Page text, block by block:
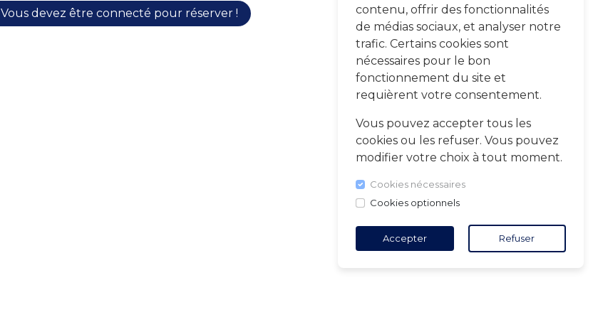
contenu, offrir des fonctionnalités
de médias sociaux, et analyser notre
trafic. Certains cookies sont
nécessaires pour le bon
fonctionnement du site et
requièrent votre consentement.
Vous pouvez accepter tous les
cookies ou les refuser. Vous pouvez
modifier votre choix à tout moment.
Cookies nécessaires
Cookies optionnels
Accepter Refuser
Vous devez être connecté pour réserver !